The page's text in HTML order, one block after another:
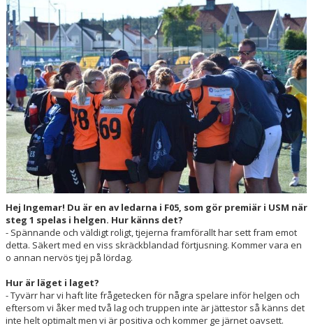
HANDBOLLSSKOLA
PARTNERSKAP
FÖRENINGEN
OM OSS
KONTAKT
Hej Ingemar! Du är en av ledarna i F05, som gör premiär i USM när
steg 1 spelas i helgen. Hur känns det?
- Spännande och väldigt roligt, tjejerna framförallt har sett fram emot
detta. Säkert med en viss skräckblandad förtjusning. Kommer vara en
o annan nervös tjej på lördag.
Hur är läget i laget?
- Tyvärr har vi haft lite frågetecken för några spelare inför helgen och
eftersom vi åker med två lag och truppen inte är jättestor så känns det
inte helt optimalt men vi är positiva och kommer ge järnet oavsett.